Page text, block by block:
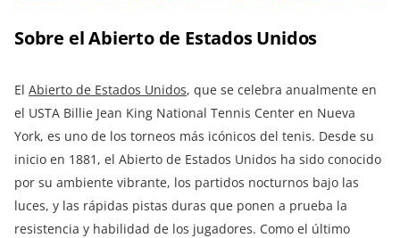
Sobre el Abierto de Estados Unidos
El Abierto de Estados Unidos, que se celebra anualmente en
el USTA Billie Jean King National Tennis Center en Nueva
York, es uno de los torneos más icónicos del tenis. Desde su
inicio en 1881, el Abierto de Estados Unidos ha sido conocido
por su ambiente vibrante, los partidos nocturnos bajo las
luces, y las rápidas pistas duras que ponen a prueba la
resistencia y habilidad de los jugadores. Como el último